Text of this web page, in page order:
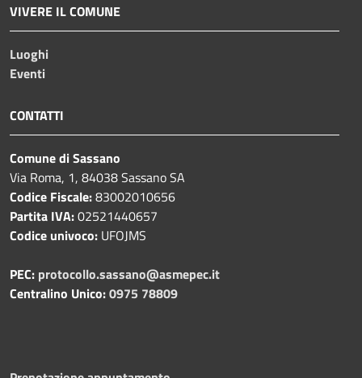
VIVERE IL COMUNE
Luoghi
Eventi
CONTATTI
Comune di Sassano
Via Roma, 1, 84038 Sassano SA
Codice Fiscale:83002010656
Partita IVA:02521440657
Codice univoco: UFOJMS
PEC: protocollo.sassano@asmepec.it
Centralino Unico:0975 78809